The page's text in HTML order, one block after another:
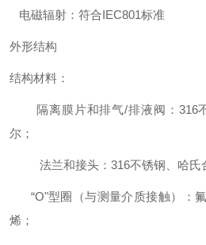
电磁辐射：符合IEC801标准
外形结构
结构材料：
隔离膜片和排气/排液阀：316
尔；
法兰和接头：316不锈钢、哈氏
“O"型圈（与测量介质接触）：
烯；